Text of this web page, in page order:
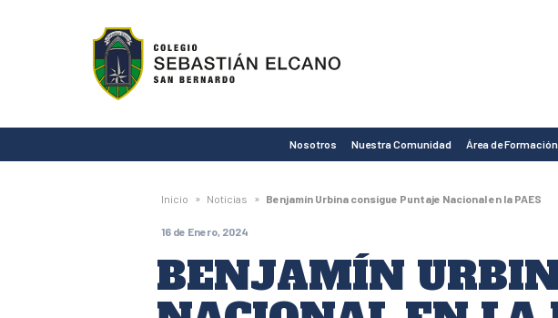
Colegio
Sebastián
Elcano
de
San
Bernardo
Nosotros Nuestra Comunidad Área de Formación
Inicio » Noticias » Benjamín Urbina consigue Puntaje Nacional en la PAES
16 de Enero, 2024
BENJAMÍN